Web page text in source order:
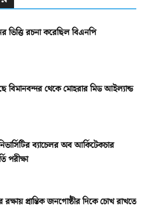
ভিত্তি রচনা করেছিল বিএনপি
বিমানবন্দর থেকে মোহরার মিড আইল্যান্ড
ব্যাচেলর অব আর্কিটেকচার
পরীক্ষা
প্রান্তিক জনগোষ্ঠীর দিকে চোখ রাখতে